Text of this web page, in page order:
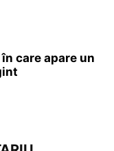
care apare un